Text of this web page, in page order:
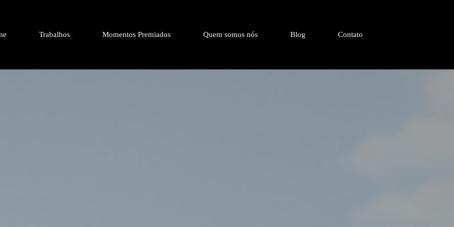
Trabalhos Momentos Premiados Quem somos nós Blog Contato